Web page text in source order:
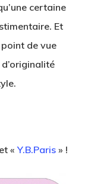
certaine
Et
de vue
«Y.B.Paris» !